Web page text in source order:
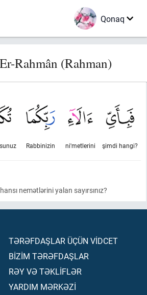
Qonaq
Rahmân (Rahman)
şimdi hangi?
ni'metlerini
Rabbinizin
nemətlərini yalan sayırsınız?
TƏRƏFDAŞLAR ÜÇÜN VİDCET
BİZİM TƏRƏFDAŞLAR
RƏY VƏ TƏKLİFLƏR
YARDIM MƏRKƏZİ